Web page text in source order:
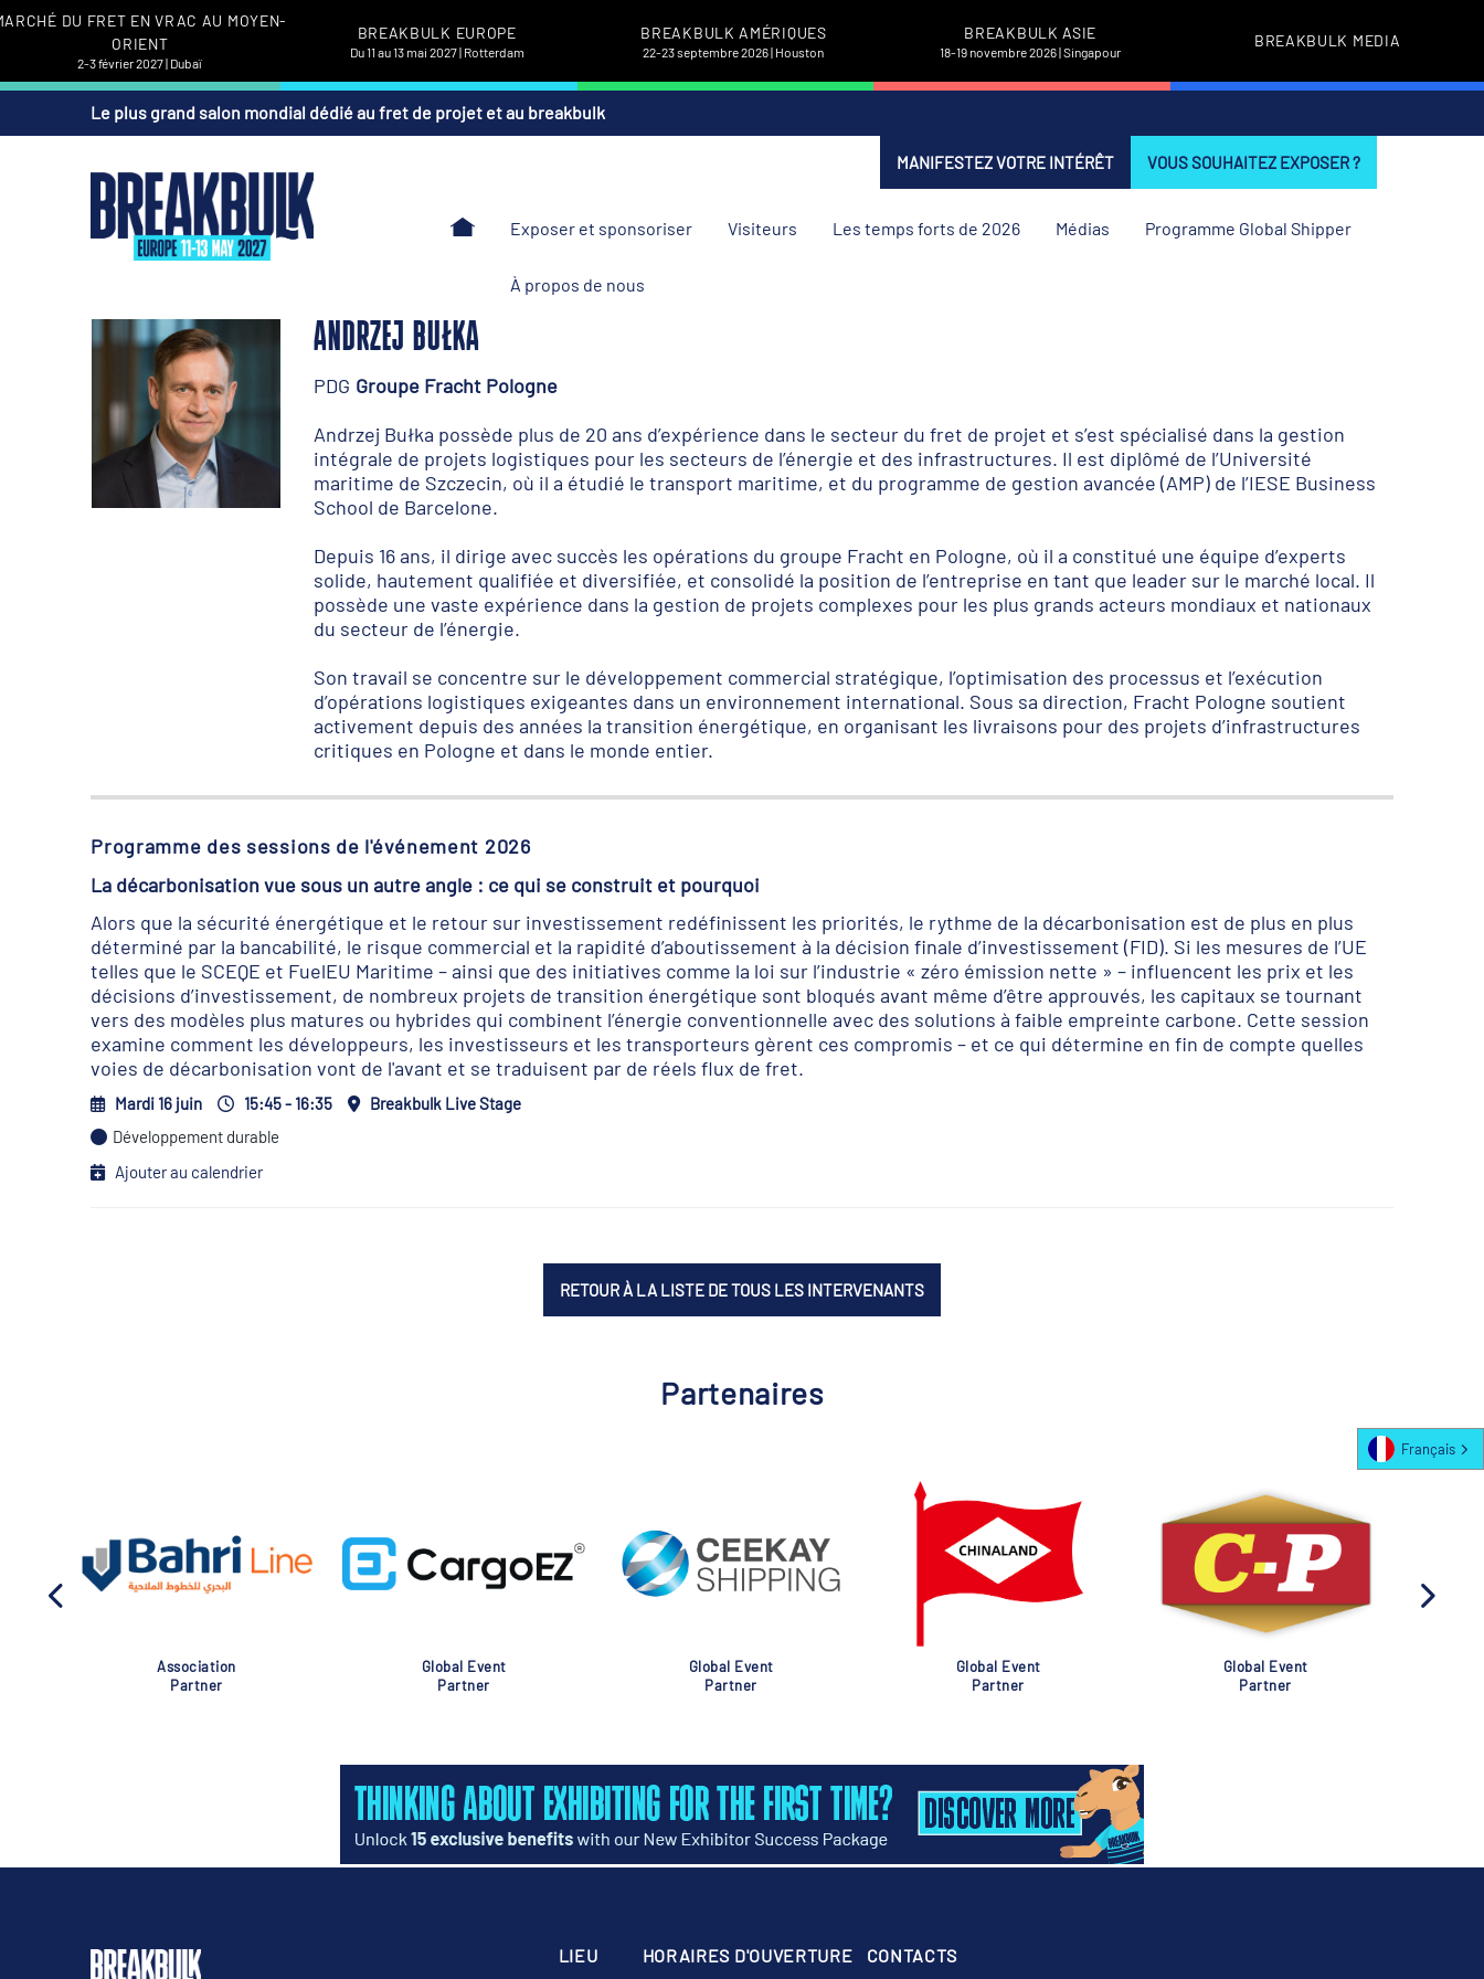
DU FRET EN VRAC AU MOYEN-
ORIENT
2-3 février 2027 | Dubaï
BREAKBULK EUROPE
Du 11 au 13 mai 2027 | Rotterdam
BREAKBULK AMÉRIQUES
22-23 septembre 2026 | Houston
BREAKBULK ASIE
18-19 novembre 2026 | Singapour
BREAKBULK MEDIA
Le plus grand salon mondial dédié au fret de projet et au breakbulk
MANIFESTEZ VOTRE INTÉRÊT VOUS SOUHAITEZ EXPOSER ?
Exposer et sponsoriser Visiteurs Les temps forts de 2026 Médias Programme Global Shipper
À propos de nous
ANDRZEJ BUŁKA
PDG Groupe Fracht Pologne
Andrzej Bułka possède plus de 20 ans d’expérience dans le secteur du fret de projet et s’est spécialisé dans la gestion
intégrale de projets logistiques pour les secteurs de l’énergie et des infrastructures. Il est diplômé de l’Université
maritime de Szczecin, où il a étudié le transport maritime, et du programme de gestion avancée (AMP) de l’IESE Business
School de Barcelone.
Depuis 16 ans, il dirige avec succès les opérations du groupe Fracht en Pologne, où il a constitué une équipe d’experts
solide, hautement qualifiée et diversifiée, et consolidé la position de l’entreprise en tant que leader sur le marché local. Il
possède une vaste expérience dans la gestion de projets complexes pour les plus grands acteurs mondiaux et nationaux
du secteur de l’énergie.
Son travail se concentre sur le développement commercial stratégique, l’optimisation des processus et l’exécution
d’opérations logistiques exigeantes dans un environnement international. Sous sa direction, Fracht Pologne soutient
activement depuis des années la transition énergétique, en organisant les livraisons pour des projets d’infrastructures
critiques en Pologne et dans le monde entier.
Programme des sessions de l'événement 2026
La décarbonisation vue sous un autre angle : ce qui se construit et pourquoi
Alors que la sécurité énergétique et le retour sur investissement redéfinissent les priorités, le rythme de la décarbonisation est de plus en plus
déterminé par la bancabilité, le risque commercial et la rapidité d’aboutissement à la décision finale d’investissement (FID). Si les mesures de l’UE
telles que le SCEQE et FuelEU Maritime – ainsi que des initiatives comme la loi sur l’industrie « zéro émission nette » – influencent les prix et les
décisions d’investissement, de nombreux projets de transition énergétique sont bloqués avant même d’être approuvés, les capitaux se tournant
vers des modèles plus matures ou hybrides qui combinent l’énergie conventionnelle avec des solutions à faible empreinte carbone. Cette session
examine comment les développeurs, les investisseurs et les transporteurs gèrent ces compromis – et ce qui détermine en fin de compte quelles
voies de décarbonisation vont de l'avant et se traduisent par de réels flux de fret.
Mardi 16 juin 15:45 - 16:35
Breakbulk Live Stage
Développement durable
Ajouter au calendrier
RETOUR À LA LISTE DE TOUS LES INTERVENANTS
Partenaires
Association
Partner
Global Event
Partner
Global Event
Partner
Global Event
Partner
Global Event
Partner
LIEU HORAIRES D'OUVERTURE CONTACTS
Français